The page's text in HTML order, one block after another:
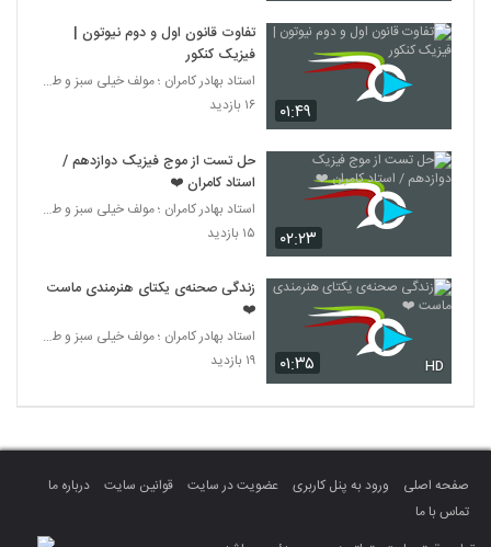
۰۱:۴۹
تفاوت قانون اول و دوم نیوتون |
فیزیک کنکور
استاد بهادر کامران ؛ مولف خیلی سبز و طراح قلم چی
۱۶ بازدید
۰۲:۲۳
حل تست از موج فیزیک دوازدهم /
استاد کامران ❤️
استاد بهادر کامران ؛ مولف خیلی سبز و طراح قلم چی
۱۵ بازدید
۰۱:۳۵ HD
زندگی صحنه‌ی یکتای هنرمندی ماست
❤️
استاد بهادر کامران ؛ مولف خیلی سبز و طراح قلم چی
۱۹ بازدید
صفحه اصلی ورود به پنل کاربری عضویت در سایت قوانین سایت
درباره ما
تماس با ما